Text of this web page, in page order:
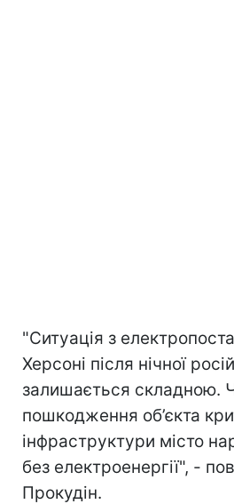
"Ситуація з
Херсоні після нічної
залишається складною.
пошкодження об’єкта
інфраструктури місто
без електроенергії", -
Прокудін.